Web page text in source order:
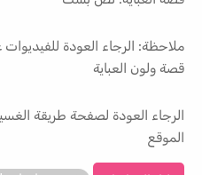
ملاحظة: الرجاء العودة
قصة ولون العباية
الرجاء العودة لصفحة طريقة
الموقع